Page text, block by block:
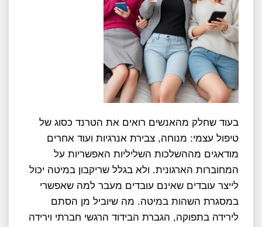
בעוד שחלק מהאנשים רואים את הטרנד כסוג של
טיפול עצמי: מנוחה, צבירת אנרגיות ועוד אחרים
מודאגים מההשלכות השליליות האפשריות על
המחוברות הארגונית. ולא בגלל שריקבון במיטה יכול
לייצר עובדים שאינם עובדים מעבר למה שאפשרי
במסגרת השהות במיטה. מה שיוביל מן הסתם
לירידה בתפוקה, הגברת הבידוד הרגשי חברתי וירידה